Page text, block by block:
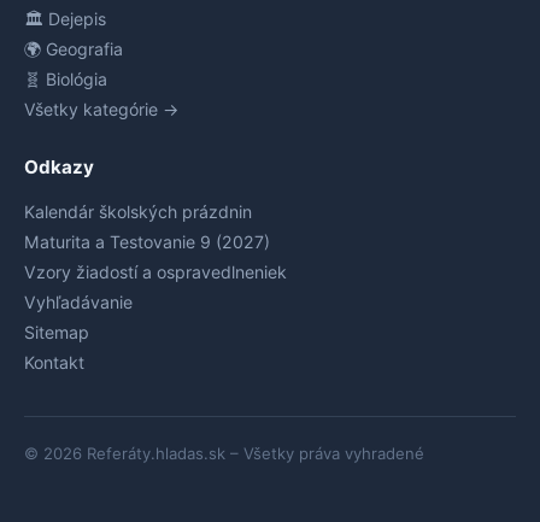
🏛️ Dejepis
🌍 Geografia
🧬 Biológia
Všetky kategórie →
Odkazy
Kalendár školských prázdnin
Maturita a Testovanie 9 (2027)
Vzory žiadostí a ospravedlneniek
Vyhľadávanie
Sitemap
Kontakt
© 2026 Referáty.hladas.sk – Všetky práva vyhradené